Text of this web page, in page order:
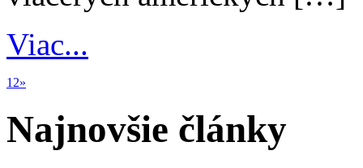
Viac...
1 2»
Najnovšie články